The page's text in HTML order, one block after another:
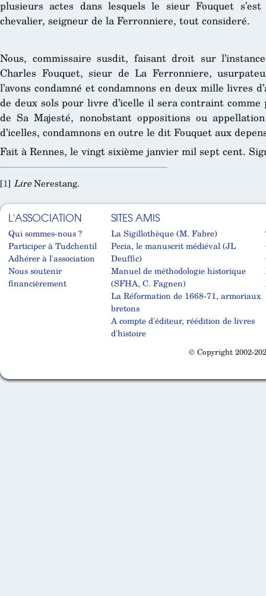
plusieurs actes dans lesquels le sieur Fouquet
chevalier, seigneur de la Ferronniere, tout consideré.
Nous, commissaire susdit, faisant droit sur
Charles Fouquet, sieur de La Ferronniere,
l’avons condamné et condamnons en deux mille livres
de deux sols pour livre d’icelle il sera contraint
de Sa Majesté, nonobstant oppositions ou
d’icelles, condamnons en outre le dit Fouquet aux
Fait à Rennes, le vingt sixième janvier mil sept cent.
[1] LireNerestang.
L'ASSOCIATION
Qui sommes-nous ?
Participer à Tudchentil
Adhérer à l'association
Nous soutenir
financièrement
SITES AMIS
La Sigillothèque (M. Fabre)
Pecia, le manuscrit médiéval (JL
Deuffic)
Manuel de méthodologie historique
(SFHA, C. Fagnen)
La Réformation de 1668-71, armoriaux
bretons
A compte d'éditeur, réédition de livres
d'histoire
© Copyright 2002-